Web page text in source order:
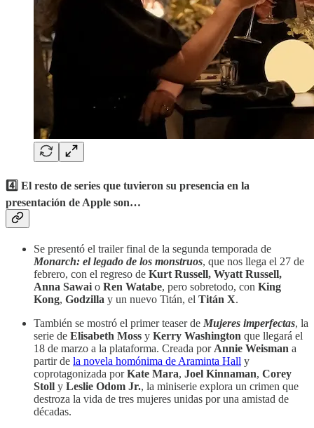
4️⃣ El resto de series que tuvieron su presencia en la
presentación de Apple son…
Se presentó el trailer final de la segunda temporada de
Monarch: el legado de los monstruos, que nos llega el 27 de
febrero, con el regreso de Kurt Russell, Wyatt Russell,
Anna Sawai o Ren Watabe, pero sobretodo, con King
Kong, Godzilla y un nuevo Titán, el Titán X.
También se mostró el primer teaser de Mujeres imperfectas, la
serie de Elisabeth Moss y Kerry Washington que llegará el
18 de marzo a la plataforma. Creada por Annie Weisman a
partir de la novela homónima de Araminta Hall y
coprotagonizada porKate Mara, Joel Kinnaman, Corey
Stoll y Leslie Odom Jr., la miniserie explora un crimen que
destroza la vida de tres mujeres unidas por una amistad de
décadas.